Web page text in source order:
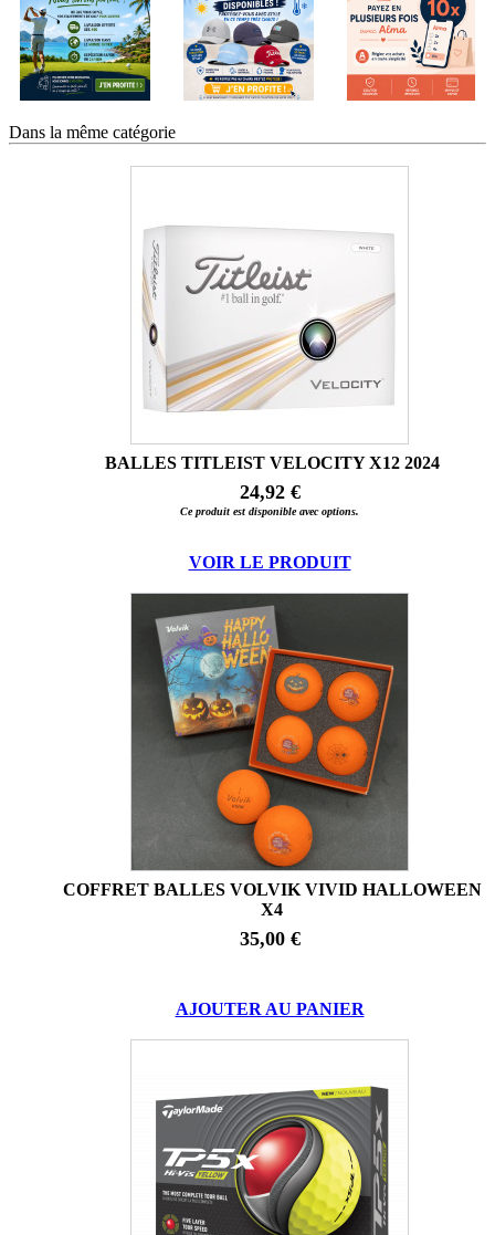
Dans la même catégorie
BALLES TITLEIST VELOCITY X12 2024
24,92 €
Ce produit est disponible avec options.
VOIR LE PRODUIT
COFFRET BALLES VOLVIK VIVID HALLOWEEN
X4
35,00 €
AJOUTER AU PANIER